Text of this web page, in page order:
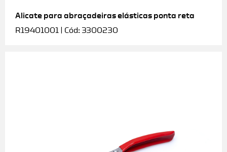
Alicate para abraçadeiras elásticas ponta reta
R19401001 | Cód: 3300230